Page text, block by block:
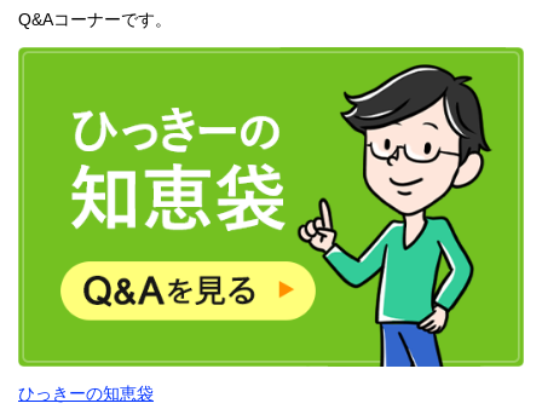
Q&Aコーナーです。
ひっきーの知恵袋